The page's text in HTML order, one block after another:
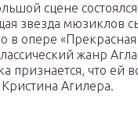
сцене
звезда мюзиклов
в опере «Прекрасная
жанр
признается, что ей
Кристина Агилера.